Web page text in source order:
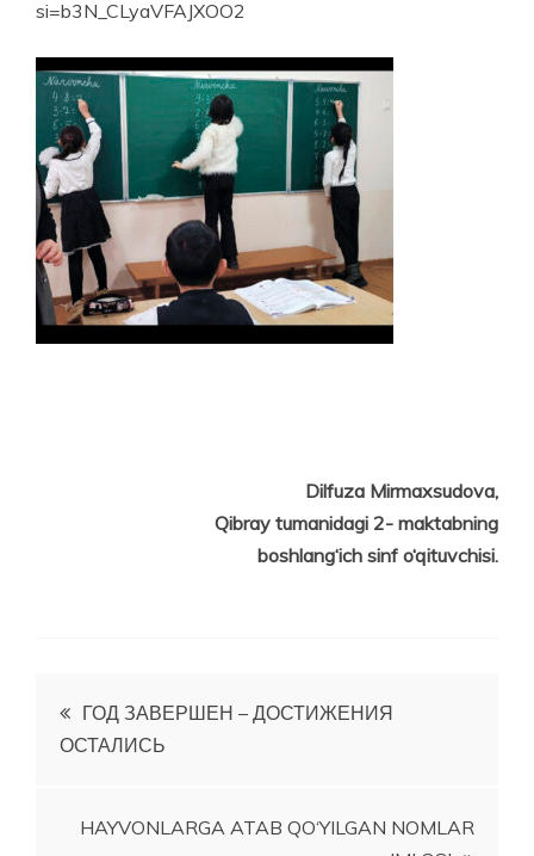
si=b3N_CLyaVFAJXOO2
Dilfuza Mirmaxsudova,
Qibray tumanidagi 2- maktabning
boshlang‘ich sinf o‘qituvchisi.
Post
menyusi
ГОД ЗАВЕРШЕН – ДОСТИЖЕНИЯ
ОСТАЛИСЬ
HAYVONLARGA ATAB QO‘YILGAN NOMLAR